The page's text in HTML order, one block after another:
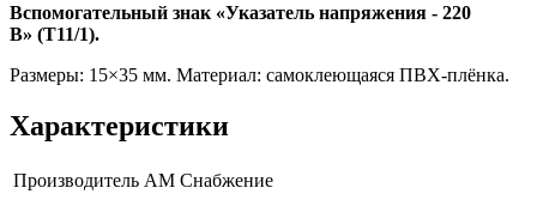
Вспомогательный знак «Указатель напряжения - 220
В» (T11/1).
Размеры: 15×35 мм. Материал: самоклеющаяся ПВХ-плёнка.
Характеристики
Производитель АМ Снабжение